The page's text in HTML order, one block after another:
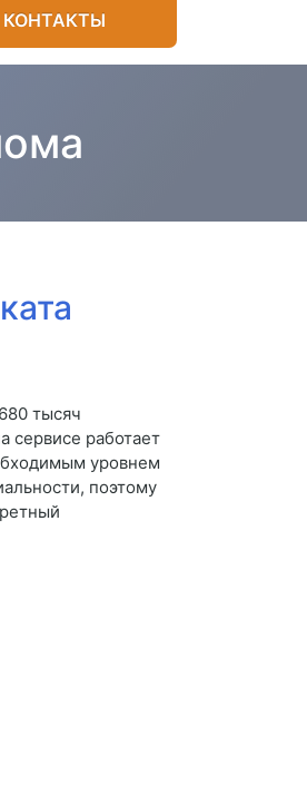
КОНТАКТЫ
тысяч
сервисе работает
уровнем
поэтому